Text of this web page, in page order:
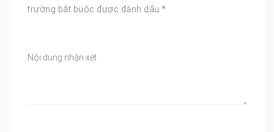
trường bắt buộc được đánh dấu *